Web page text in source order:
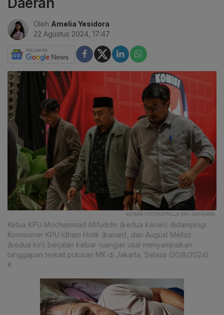
Oleh Amelia Yesidora
22 Agustus 2024, 17:47
ANTARA FOTO/ASPRILLA DWI ADHA/RWA.
Ketua KPU Mochammad Afifuddin (kedua kanan) didampingi
Komisioner KPU Idham Holik (kanan), dan August Mellaz
(kedua kiri) berjalan keluar ruangan usai menyampaikan
tanggapan terkait putusan MK di Jakarta, Selasa (20/8/2024).
K